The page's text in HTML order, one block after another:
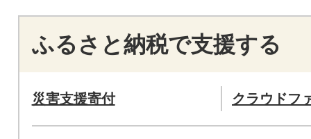
ふるさと納税で支援する
災害支援寄付 クラウドフ